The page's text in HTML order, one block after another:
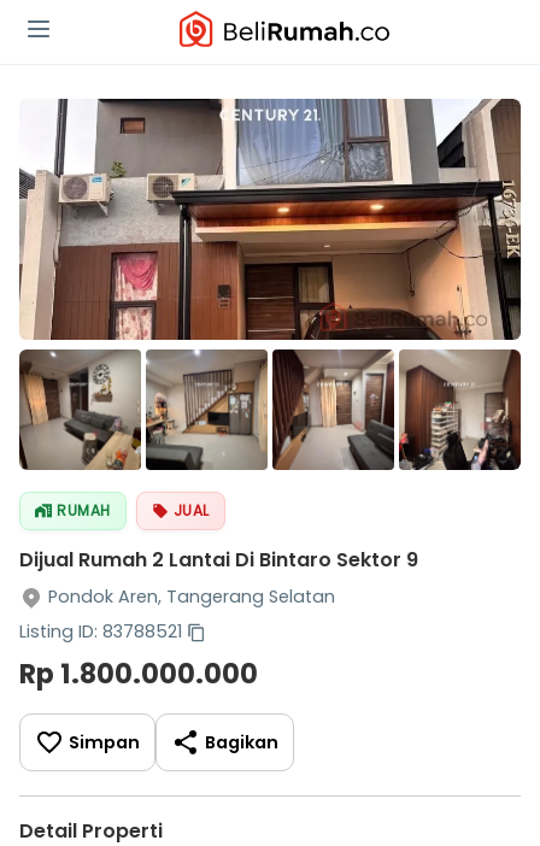
RUMAH JUAL
Dijual Rumah 2 Lantai Di Bintaro Sektor 9
Pondok Aren, Tangerang Selatan
Listing ID: 83788521
Rp 1.800.000.000
Simpan Bagikan
Detail Properti